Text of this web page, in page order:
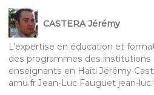
CASTERA Jérémy
L’expertise en éducation et
des programmes des institutions
enseignants en Haïti Jérémy
amu.fr Jean-Luc Fauguet jean-